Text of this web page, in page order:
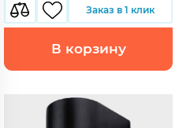
Заказ в 1 клик
В корзину